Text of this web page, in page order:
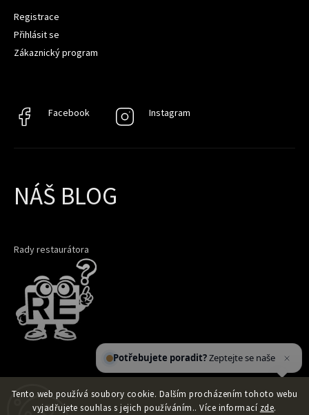
Tento web používá soubory cookie. Dalším procházením tohoto webu
vyjadřujete souhlas s jejich používáním.. Více informací zde.
Registrace
Přihlásit se
Zákaznický program
Facebook
Facebook Instagram
Instagram
NÁŠ BLOG
Rady restaurátora
Potřebujete poradit?Zeptejte se našeho asis